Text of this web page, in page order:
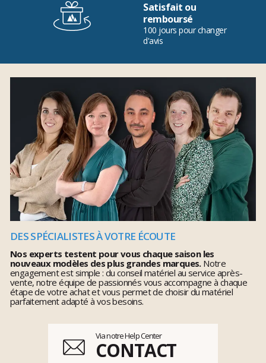
Satisfait ou
remboursé
100 jours pour changer
d'avis
DES SPÉCIALISTES À VOTRE ÉCOUTE
Nos experts testent pour vous chaque saison les
nouveaux modèles des plus grandes marques.Notre
engagement est simple : du conseil matériel au service après-
vente, notre équipe de passionnés vous accompagne à chaque
étape de votre achat et vous permet de choisir du matériel
parfaitement adapté à vos besoins.
Via notre Help Center
CONTACT